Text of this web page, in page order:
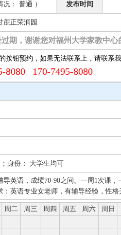
： 普通 ） 发布时间
蔗正荣润园
期，谢谢您对福州大学家教中心
按钮预约，如果无法联系上，请联系
8080 170-7495-8080
身份： 大学生均可
导英语，成绩70-90之间。一周1次课，
：英语专业女老师，有辅导经验，性
周二 周三 周四 周五 周六 周日